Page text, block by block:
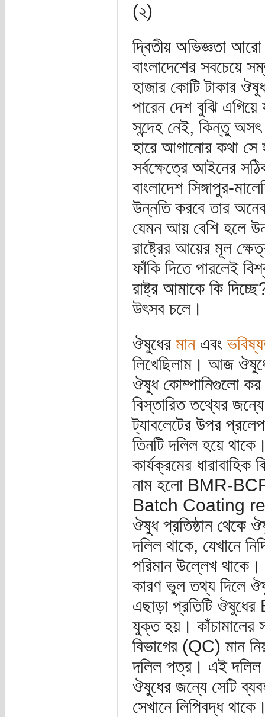
(২)
দ্বিতীয় অভিজ্ঞতা আরো
বাংলাদেশের সবচেয়ে
হাজার কোটি টাকার
পারেন দেশ বুঝি
সন্দেহ নেই, কিন্তু অসৎ
হারে আগানোর কথা
সর্বক্ষেত্রে আইনের
বাংলাদেশ সিঙ্গাপুর-
উন্নতি করবে তার
যেমন আয় বেশি হলে
রাষ্ট্রের আয়ের মূল
ফাঁকি দিতে পারলেই
রাষ্ট্র আমাকে কি
উৎসব চলে।
ঔষুধের মানএবং
লিখেছিলাম। আজ
ঔষুধ কোম্পানিগুলো কর
বিস্তারিত তথ্যের
ট্যাবলেটের উপর
তিনটি দলিল হয়ে
কার্যক্রমের
নাম হলো BMR-
Batch Coating
ঔষুধ প্রতিষ্ঠান থেকে
দলিল থাকে, যেখানে
পরিমান উল্লেখ
কারণ ভুল তথ্য দিলে
এছাড়া প্রতিটি
যুক্ত হয়। কাঁচামালের
বিভাগের (QC) মান
দলিল পত্র। এই দলিল
ঔষুধের জন্যে সেটি
সেখানে লিপিবদ্ধ